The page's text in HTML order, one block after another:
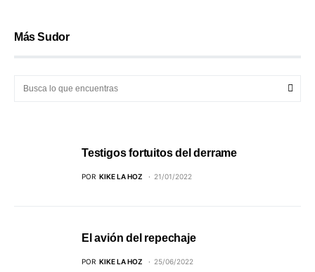
Más Sudor
Testigos fortuitos del derrame
POR KIKE LA HOZ 21/01/2022
El avión del repechaje
POR KIKE LA HOZ 25/06/2022